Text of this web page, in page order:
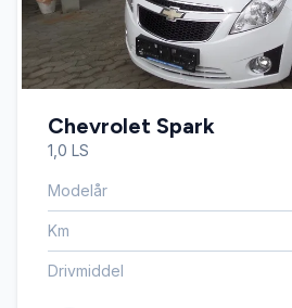
Chevrolet Spark
1,0 LS
Modelår
Km
Drivmiddel